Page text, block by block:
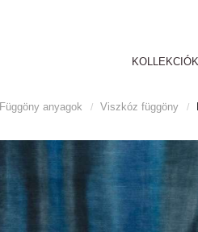
KOLLEKCIÓK
Függöny anyagok / Viszkóz függöny /